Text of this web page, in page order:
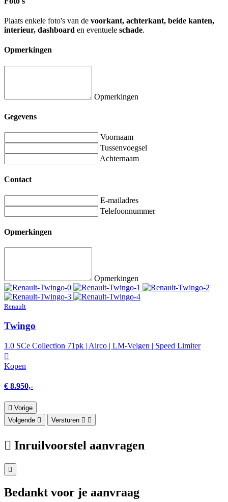
Plaats enkele foto's van de voorkant, achterkant, beide kanten,
interieur, dashboard en eventuele schade.
Opmerkingen
Opmerkingen
Gegevens
Voornaam
Tussenvoegsel
Achternaam
Contact
E-mailadres
Telefoonnummer
Opmerkingen
Opmerkingen
Renault
Twingo
1.0 SCe Collection 71pk | Airco | LM-Velgen | Speed Limiter
Kopen
€ 8.950,-
Vorige
Volgende
Versturen
Inruilvoorstel aanvragen
Bedankt voor je aanvraag